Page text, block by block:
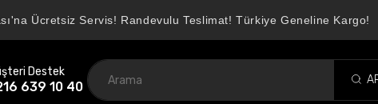
Ücretsiz Servis! Randevulu Teslimat! Türkiye Geneline Kargo!
Destek
639 10 40